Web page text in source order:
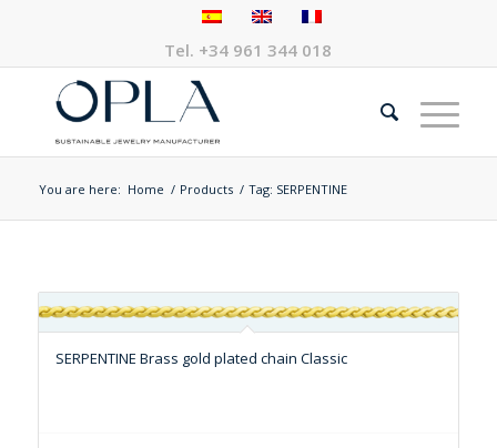
Tel. +34 961 344 018
You are here: Home / Products / Tag: SERPENTINE
SERPENTINE Brass gold plated chain Classic